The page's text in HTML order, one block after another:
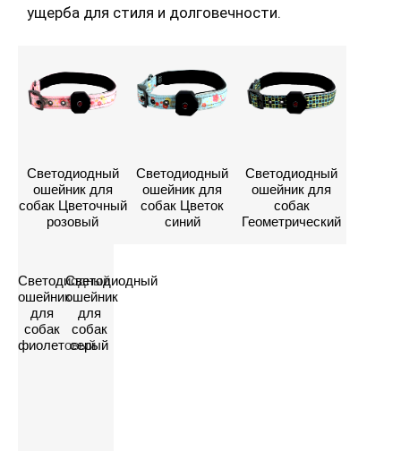
ущерба для стиля и долговечности.
Светодиодный
ошейник для
собак Цветочный
розовый
Светодиодный
ошейник для
собак Цветок
синий
Светодиодный
ошейник для
собак
Геометрический
Светодиодный
ошейник
для
собак
фиолетовый
Светодиодный
ошейник
для
собак
серый